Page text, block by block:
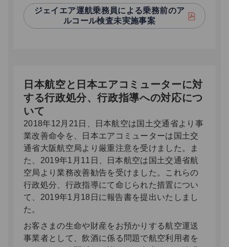
ジェイエア運航乗務員による乗務前のア
ルコール検査未実施事案
日本航空と日本エアコミューターに対
する行政処分、行政指導への対応につ
いて
2018年12月21日、日本航空は国土交通省より事
業改善命令を、日本エアコミューターは国土交
通省大阪航空局より厳重注意を受けました。ま
た、2019年1月11日、日本航空は国土交通省航
空局より業務改善勧告を受けました。これらの
行政処分、行政指導にて命じられた措置につい
て、2019年1月18日に報告書を提出いたしまし
た。
お客さまの生命や財産をお預かりする航空運送
事業者として、飲酒に係る問題で航空利用者を